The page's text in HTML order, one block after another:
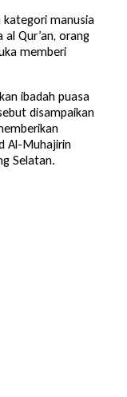
kategori manusia
Qur’an, orang
memberi
ibadah puasa
disampaikan
Al-Muhajirin
Selatan.